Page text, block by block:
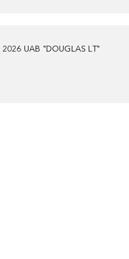
2026 UAB "DOUGLAS LT"